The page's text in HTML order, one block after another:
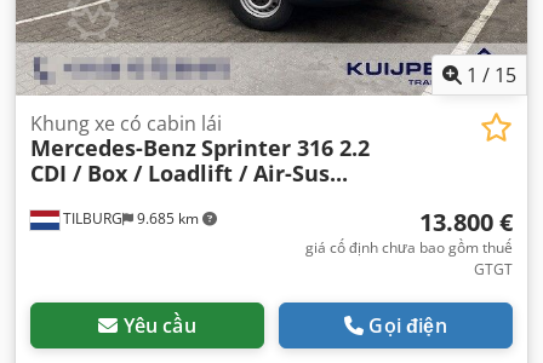
1 / 15
TILBURG 9.685 km
Khung xe có cabin lái
Mercedes-BenzSprinter 316 2.2
CDI / Box / Loadlift / Air-Sus...
13.800 €
giá cố định chưa bao gồm thuế
GTGT
Yêu cầu Gọi điện